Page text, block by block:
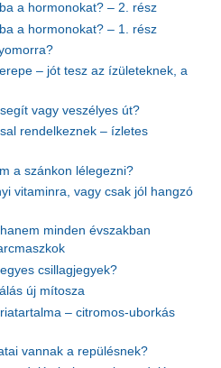
a hormonokat? – 2. rész
a hormonokat? – 1. rész
– jót tesz az ízületeknek, a
vagy veszélyes út?
rendelkeznek – ízletes
a szánkon lélegezni?
vitaminra, vagy csak jól hangzó
minden évszakban
csillagjegyek?
új mítosza
– citromos-uborkás
vannak a repülésnek?